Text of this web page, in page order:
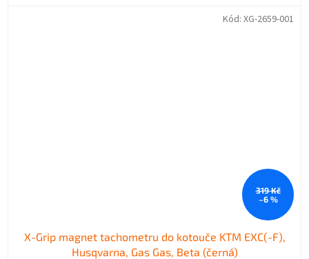
319 Kč
–6 %
X-Grip magnet tachometru do kotouče KTM EXC(-F),
Husqvarna, Gas Gas, Beta (černá)
Kód: XG-2659-001